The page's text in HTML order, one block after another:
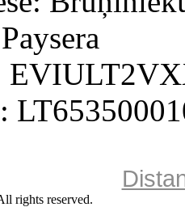
rights reserved.